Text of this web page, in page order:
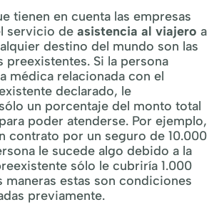
tienen en cuenta las empresas
servicio de asistencia al viajero a
destino del mundo son las
preexistentes. Si la persona
médica relacionada con el
declarado, le
un porcentaje del monto total
poder atenderse. Por ejemplo,
contrato por un seguro de 10.000
le sucede algo debido a la
sólo le cubriría 1.000
maneras estas son condiciones
previamente.